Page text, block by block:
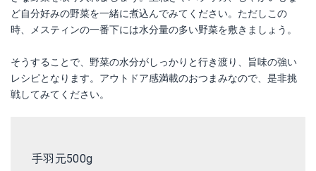
ど自分好みの野菜を一緒に煮込んでみてください。ただしこの
時、メスティンの一番下には水分量の多い野菜を敷きましょう。
そうすることで、野菜の水分がしっかりと行き渡り、旨味の強い
レシピとなります。アウトドア感満載のおつまみなので、是非挑
戦してみてください。
手羽元500g